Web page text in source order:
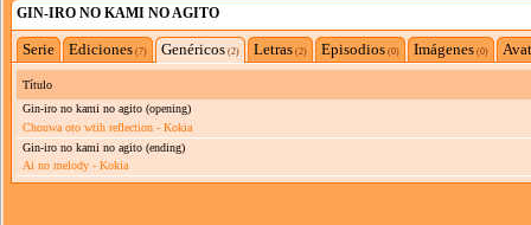
GIN-IRO NO KAMI NO AGITO
Serie Ediciones (7) Genéricos (2) Letras (2) Episodios (0) Imágenes (0)
Título
Gin-iro no kami no agito (opening)
Chouwa oto wtih reflection - Kokia
Gin-iro no kami no agito (ending)
Ai no melody - Kokia